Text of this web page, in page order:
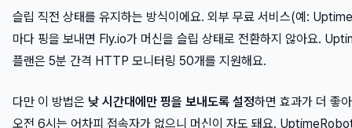
슬립 직전 상태를 유지하는 방식이에요. 외부 무료 서비스(예:
마다 핑을 보내면 Fly.io가 머신을 슬립 상태로 전환하지 않아요.
플랜은 5분 간격 HTTP 모니터링 50개를 지원해요.
다만 이 방법은 낮 시간대에만 핑을 보내도록 설정하면 효과가 더 좋
오전 6시는 어차피 접속자가 없으니 머신이 자도 돼요.